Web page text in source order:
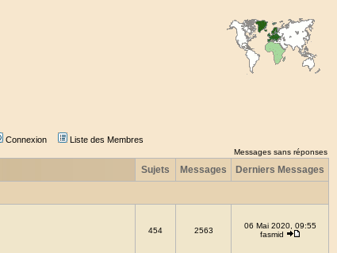
Connexion Liste des Membres
Messages sans réponses
Sujets Messages Derniers Messages
454 2563
06 Mai 2020, 09:55
fasmid